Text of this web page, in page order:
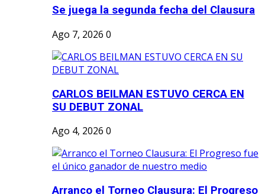
Se juega la segunda fecha del Clausura
Ago 7, 2026 0
CARLOS BEILMAN ESTUVO CERCA EN
SU DEBUT ZONAL
Ago 4, 2026 0
Arranco el Torneo Clausura: El Progreso